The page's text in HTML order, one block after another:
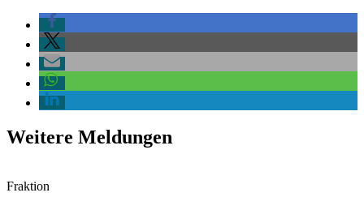
Weitere Meldungen
Fraktion